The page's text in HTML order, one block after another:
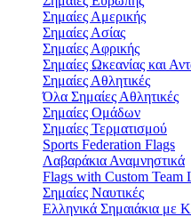
Σημαίες Αμερικής
Σημαίες Ασίας
Σημαίες Αφρικής
Σημαίες Ωκεανίας και
Σημαίες Αθλητικές
Όλα Σημαίες Αθλητικές
Σημαίες Ομάδων
Σημαίες Τερματισμού
Sports Federation Flags
Λαβαράκια Αναμνηστικά
Flags with Custom Team
Σημαίες Ναυτικές
Ελληνικά Σημαιάκια με